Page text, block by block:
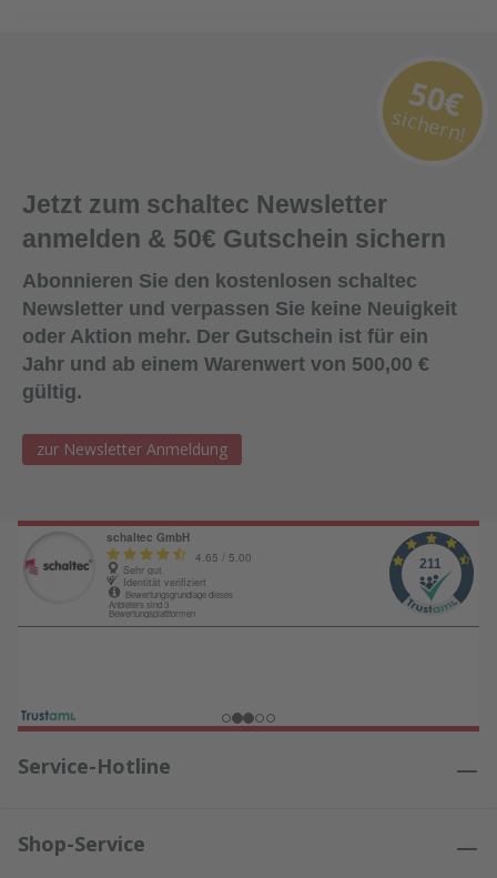
Jetzt zum schaltec Newsletter
anmelden & 50€ Gutschein sichern
Abonnieren Sie den kostenlosen schaltec
Newsletter und verpassen Sie keine Neuigkeit
oder Aktion mehr. Der Gutschein ist für ein
Jahr und ab einem Warenwert von 500,00 €
gültig.
zur Newsletter Anmeldung
50€
sichern!
Service-Hotline
Shop-Service